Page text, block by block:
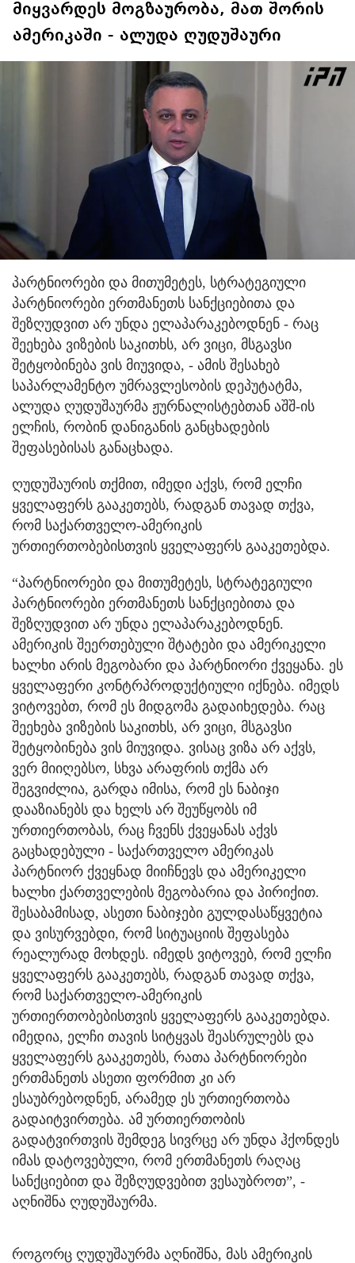
მიყვარდეს მოგზაურობა, მათ შორის
ამერიკაში - ალუდა ღუდუშაური
პარტნიორები და მითუმეტეს, სტრატეგიული
პარტნიორები ერთმანეთს სანქციებითა და
შეზღუდვით არ უნდა ელაპარაკებოდნენ - რაც
შეეხება ვიზების საკითხს, არ ვიცი, მსგავსი
შეტყობინება ვის მიუვიდა, - ამის შესახებ
საპარლამენტო უმრავლესობის დეპუტატმა,
ალუდა ღუდუშაურმა ჟურნალისტებთან აშშ-ის
ელჩის, რობინ დანიგანის განცხადების
შეფასებისას განაცხადა.
ღუდუშაურის თქმით, იმედი აქვს, რომ ელჩი
ყველაფერს გააკეთებს, რადგან თავად თქვა,
რომ საქართველო-ამერიკის
ურთიერთობებისთვის ყველაფერს გააკეთებდა.
“პარტნიორები და მითუმეტეს, სტრატეგიული
პარტნიორები ერთმანეთს სანქციებითა და
შეზღუდვით არ უნდა ელაპარაკებოდნენ.
ამერიკის შეერთებული შტატები და ამერიკელი
ხალხი არის მეგობარი და პარტნიორი ქვეყანა. ეს
ყველაფერი კონტრპროდუქტიული იქნება. იმედს
ვიტოვებთ, რომ ეს მიდგომა გადაიხედება. რაც
შეეხება ვიზების საკითხს, არ ვიცი, მსგავსი
შეტყობინება ვის მიუვიდა. ვისაც ვიზა არ აქვს,
ვერ მიიღებსო, სხვა არაფრის თქმა არ
შეგვიძლია, გარდა იმისა, რომ ეს ნაბიჯი
დააზიანებს და ხელს არ შეუწყობს იმ
ურთიერთობას, რაც ჩვენს ქვეყანას აქვს
გაცხადებული - საქართველო ამერიკას
პარტნიორ ქვეყნად მიიჩნევს და ამერიკელი
ხალხი ქართველების მეგობარია და პირიქით.
შესაბამისად, ასეთი ნაბიჯები გულდასაწყვეტია
და ვისურვებდი, რომ სიტუაციის შეფასება
რეალურად მოხდეს. იმედს ვიტოვებ, რომ ელჩი
ყველაფერს გააკეთებს, რადგან თავად თქვა,
რომ საქართველო-ამერიკის
ურთიერთობებისთვის ყველაფერს გააკეთებდა.
იმედია, ელჩი თავის სიტყვას შეასრულებს და
ყველაფერს გააკეთებს, რათა პარტნიორები
ერთმანეთს ასეთი ფორმით კი არ
ესაუბრებოდნენ, არამედ ეს ურთიერთობა
გადაიტვირთება. ამ ურთიერთობის
გადატვირთვის შემდეგ სივრცე არ უნდა ჰქონდეს
იმას დატოვებული, რომ ერთმანეთს რაღაც
სანქციებით და შეზღუდვებით ვესაუბროთ”, -
აღნიშნა ღუდუშაურმა.
როგორც ღუდუშაურმა აღნიშნა, მას ამერიკის